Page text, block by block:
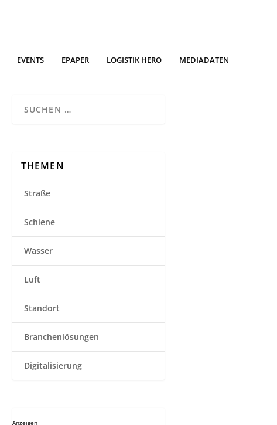
EVENTS EPAPER LOGISTIK HERO MEDIADATEN
THEMEN
Straße
Schiene
Wasser
Luft
Standort
Branchenlösungen
Digitalisierung
Anzeigen